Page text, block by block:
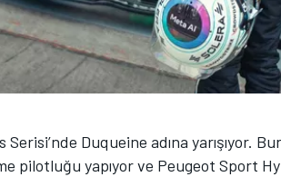
Duqueine adına yarışıyor.
pilotluğu yapıyor ve Peugeot Sport